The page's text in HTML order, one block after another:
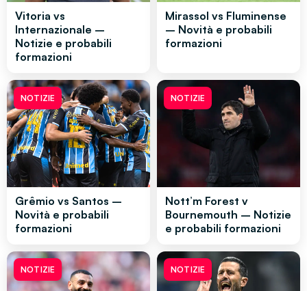
Vitoria vs
Internazionale –
Notizie e probabili
formazioni
Mirassol vs Fluminense
– Novità e probabili
formazioni
NOTIZIE
Grêmio vs Santos –
Novità e probabili
formazioni
NOTIZIE
Nott’m Forest v
Bournemouth – Notizie
e probabili formazioni
NOTIZIE NOTIZIE